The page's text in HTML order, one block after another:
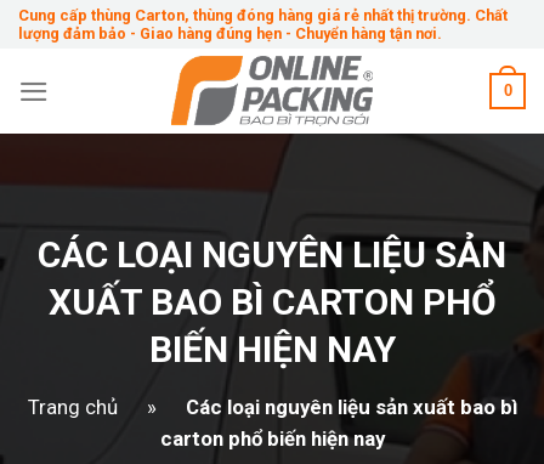
Skip
content
Cung cấp thùng Carton, thùng đóng hàng giá rẻ nhất thị trường. Chất
lượng đảm bảo - Giao hàng đúng hẹn - Chuyển hàng tận nơi.
0
CÁC LOẠI NGUYÊN LIỆU SẢN
XUẤT BAO BÌ CARTON PHỔ
BIẾN HIỆN NAY
Trang chủ »
Các loại nguyên liệu sản xuất bao bì
carton phổ biến hiện nay